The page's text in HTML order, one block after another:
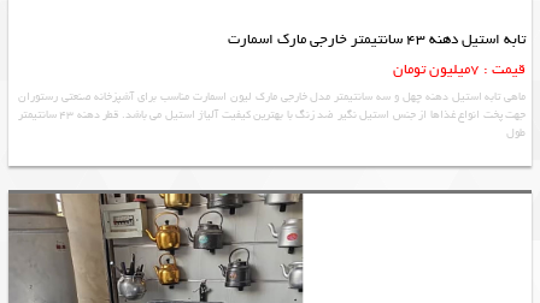
تابه استیل دهنه 43 سانتیمتر خارجی مارک اسمارت
قیمت : 7میلیون تومان
ماهی تابه استیل دهنه چهل و سه سانتیمتر مدل خارجی مارک لیون اسمارت مناسب برای آشپزخانه صنعتی رستوران
جهت پخت انواع غذاها از جنس استیل نگیر ضد زنگ با بهترین کیفیت آلیاژ استیل می باشد. قطر دهنه 43 سانتیمتر
طول